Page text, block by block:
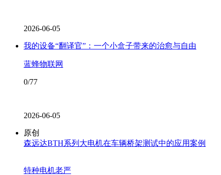
2026-06-05
我的设备“翻译官”：一个小盒子带来的治愈与自由
蓝蜂物联网
0/77
2026-06-05
原创
森远达BTH系列大电机在车辆桥架测试中的应用案例
特种电机老严